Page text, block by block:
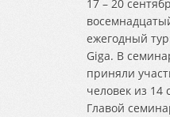
17 – 20
ежегодный
Giga. В
приняли
человек из 14
Главой